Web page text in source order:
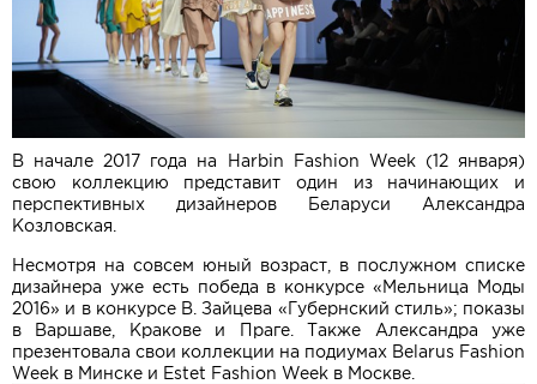
В начале 2017 года на Harbin Fashion Week (12 января)
свою коллекцию представит один из начинающих и
перспективных дизайнеров Беларуси Александра
Козловская.
Несмотря на совсем юный возраст, в послужном списке
дизайнера уже есть победа в конкурсе «Мельница Моды
2016» и в конкурсе В. Зайцева «Губернский стиль»; показы
в Варшаве, Кракове и Праге. Также Александра уже
презентовала свои коллекции на подиумах Belarus Fashion
Week в Минске и Estet Fashion Week в Москве.